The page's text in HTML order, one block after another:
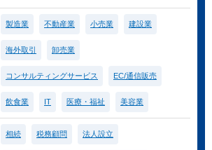
製造業 不動産業 小売業 建設業
海外取引 卸売業
コンサルティングサービス EC/通信販売
飲食業 IT 医療・福祉 美容業
相続 税務顧問 法人設立